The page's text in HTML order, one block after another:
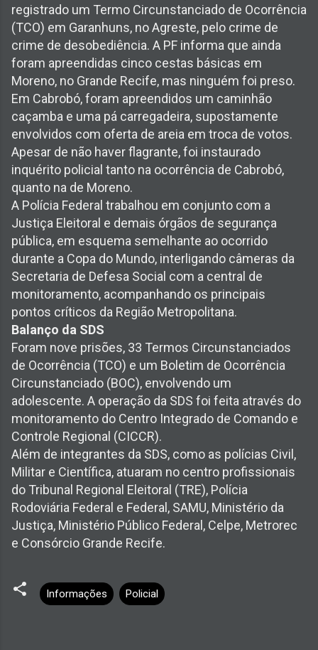
registrado um Termo Circunstanciado de Ocorrência
(TCO) em Garanhuns, no Agreste, pelo crime de
crime de desobediência. A PF informa que ainda
foram apreendidas cinco cestas básicas em
Moreno, no Grande Recife, mas ninguém foi preso.
Em Cabrobó, foram apreendidos um caminhão
caçamba e uma pá carregadeira, supostamente
envolvidos com oferta de areia em troca de votos.
Apesar de não haver flagrante, foi instaurado
inquérito policial tanto na ocorrência de Cabrobó,
quanto na de Moreno.
A Polícia Federal trabalhou em conjunto com a
Justiça Eleitoral e demais órgãos de segurança
pública, em esquema semelhante ao ocorrido
durante a Copa do Mundo, interligando câmeras da
Secretaria de Defesa Social com a central de
monitoramento, acompanhando os principais
pontos críticos da Região Metropolitana.
Balanço da SDS
Foram nove prisões, 33 Termos Circunstanciados
de Ocorrência (TCO) e um Boletim de Ocorrência
Circunstanciado (BOC), envolvendo um
adolescente. A operação da SDS foi feita através do
monitoramento do Centro Integrado de Comando e
Controle Regional (CICCR).
Além de integrantes da SDS, como as polícias Civil,
Militar e Científica, atuaram no centro profissionais
do Tribunal Regional Eleitoral (TRE), Polícia
Rodoviária Federal e Federal, SAMU, Ministério da
Justiça, Ministério Público Federal, Celpe, Metrorec
e Consórcio Grande Recife.
Informações Policial